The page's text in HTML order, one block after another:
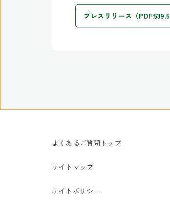
プレスリリース（PDF:539.5
よくあるご質問トップ
サイトマップ
サイトポリシー